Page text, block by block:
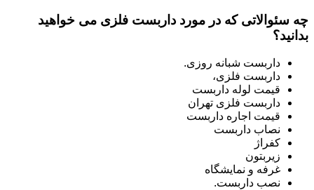
چه سئوالاتی که در مورد داربست فلزی می خواهید
بدانید؟
داربست شبانه روزی.
داربست فلزی،
قیمت لوله داربست
داربست فلزی تهران
قیمت اجاره داربست
نصاب داربست
کفراژ
زیربتون
غرفه و نمایشگاه
نصب داربست.